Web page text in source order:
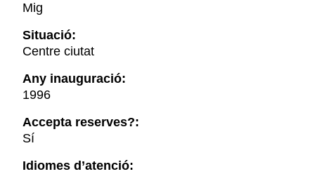
Mig
Situació:
Centre ciutat
Any inauguració:
1996
Accepta reserves?:
Sí
Idiomes d’atenció: